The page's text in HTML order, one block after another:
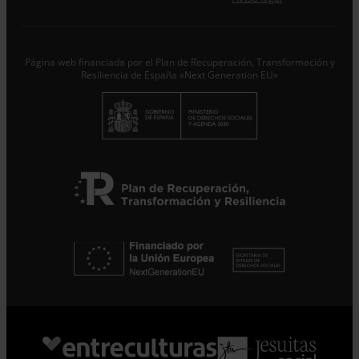
Página web financiada por el Plan de Recuperación, Transformación y
Resiliencia de España «Next Generation EU»